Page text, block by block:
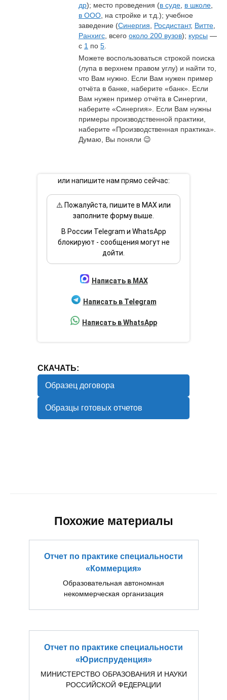
др); место проведения (в суде в школе
в ООО , на стройке и т.д.); учебное
заведение (Синергия Росдистант, Витте
Ранхигс , всего около 200 вузов); курсы —
с 1 по 5
Можете воспользоваться строкой поиска
(лупа в верхнем правом углу) и найти то,
что Вам нужно. Если Вам нужен пример
отчёта в банке, наберите «банк». Если
Вам нужен пример отчёта в Синергии,
наберите «Синергия». Если Вам нужны
примеры производственной практики,
наберите «Производственная практика».
Думаю, Вы поняли 😉
или напишите нам прямо сейчас:
⚠️ Пожалуйста, пишите в MAX или
заполните форму выше.
В России Telegram и WhatsApp
блокируют - сообщения могут не
дойти.
Написать в MAX
Написать в Telegram
Написать в WhatsApp
СКАЧАТЬ:
Образец договора
Образцы готовых отчетов
Похожие материалы
Отчет по практике специальности
«Коммерция»
Образовательная автономная
некоммерческая организация
Отчет по практике специальности
«Юриспруденция»
МИНИСТЕРСТВО ОБРАЗОВАНИЯ И НАУКИ
РОССИЙСКОЙ ФЕДЕРАЦИИ